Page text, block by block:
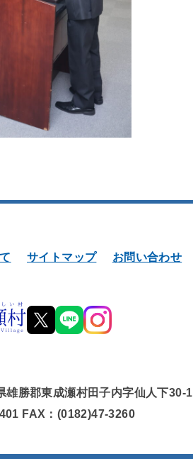
サイトマップ お問い合わせ
雄勝郡東成瀬村田子内字仙人下30-1
FAX：(0182)47-3260